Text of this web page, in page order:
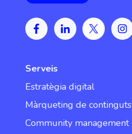
Serveis
Estratègia digital
Màrqueting de continguts
Community management